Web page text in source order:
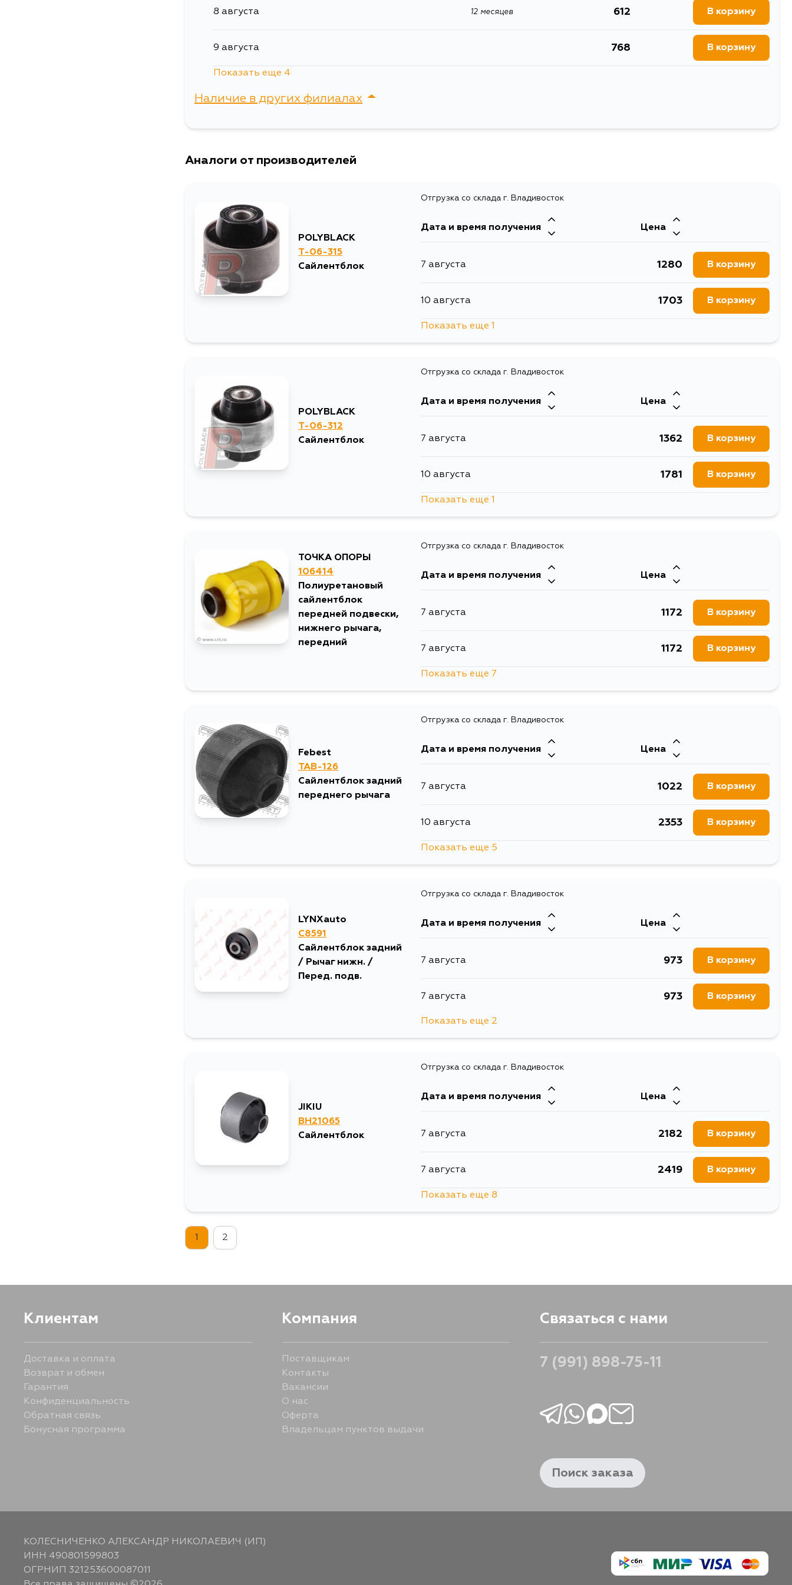
8 августа 12 месяцев 612 В корзину
9 августа 768 В корзину
Показать еще 4
Наличие в других филиалах
Аналоги от производителей
POLYBLACK
T-06-315
Сайлентблок
Отгрузка со склада г. Владивосток
Дата и время получения Цена
7 августа 1280 В корзину
10 августа 1703 В корзину
Показать еще 1
POLYBLACK
T-06-312
Сайлентблок
Отгрузка со склада г. Владивосток
Дата и время получения Цена
7 августа 1362 В корзину
10 августа 1781 В корзину
Показать еще 1
ТОЧКА ОПОРЫ
106414
Полиуретановый
сайлентблок
передней подвески,
нижнего рычага,
передний
Отгрузка со склада г. Владивосток
Дата и время получения Цена
7 августа 1172 В корзину
7 августа 1172 В корзину
10 августа
10 августа 1998
12 августа 1626 В корзину
14 августа 1172 В корзину
29 августа 1172 В корзину
4 сентября
Показать еще 7
Febest
TAB-126
Сайлентблок задний
переднего рычага
Отгрузка со склада г. Владивосток
Дата и время получения Цена
7 августа 1022 В корзину
10 августа 2353 В корзину
12 августа
29 августа 1205
3 сентября 1205 В корзину
4 сентября 1205 В корзину
Показать еще 5
LYNXauto
C8591
Сайлентблок задний
/ Рычаг нижн. /
Перед. подв.
Отгрузка со склада г. Владивосток
Дата и время получения Цена
7 августа 973 В корзину
7 августа 973 В корзину
4 сентября
Показать еще 2
JIKIU
BH21065
Сайлентблок
Отгрузка со склада г. Владивосток
Дата и время получения Цена
7 августа 2182 В корзину
7 августа 2419 В корзину
2880
Показать еще 8
1 2
Клиентам
Доставка и оплата
Возврат и обмен
Гарантия
Конфиденциальность
Обратная связь
Бонусная программа
Компания
Поставщикам
Контакты
Вакансии
О нас
Оферта
Владельцам пунктов выдачи
Связаться с нами
7 (991) 898-75-11
Поиск заказа
КОЛЕСНИЧЕНКО АЛЕКСАНДР НИКОЛАЕВИЧ (ИП)
ИНН 490801599803
ОГРНИП 321253600087011